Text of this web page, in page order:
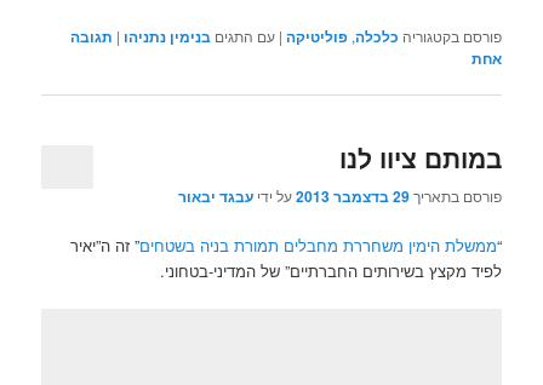
פורסם בקטגוריה כלכלה,פוליטיקה |עם התגים בנימין נתניהו | תגובה
אחת
במותם ציוו לנו
פורסם בתאריך29 בדצמבר 2013 על ידיעבגד יבאור
“ממשלת הימין משחררת מחבלים תמורת בניה בשטחים” זה ה”יאיר
לפיד מקצץ בשירותים החברתיים” של המדיני-בטחוני.